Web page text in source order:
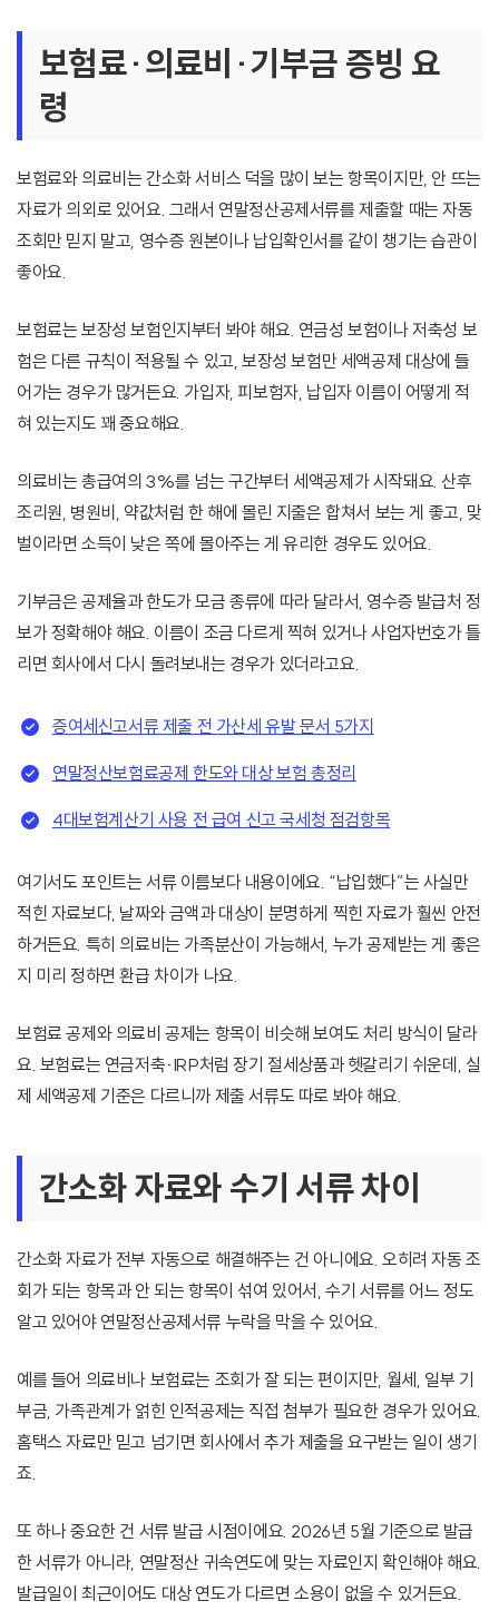
보험료·의료비·기부금 증빙 요
령
보험료와 의료비는 간소화 서비스 덕을 많이 보는 항목이지만, 안 뜨는
자료가 의외로 있어요. 그래서 연말정산공제서류를 제출할 때는 자동
조회만 믿지 말고, 영수증 원본이나 납입확인서를 같이 챙기는 습관이
좋아요.
보험료는 보장성 보험인지부터 봐야 해요. 연금성 보험이나 저축성 보
험은 다른 규칙이 적용될 수 있고, 보장성 보험만 세액공제 대상에 들
어가는 경우가 많거든요. 가입자, 피보험자, 납입자 이름이 어떻게 적
혀 있는지도 꽤 중요해요.
의료비는 총급여의 3%를 넘는 구간부터 세액공제가 시작돼요. 산후
조리원, 병원비, 약값처럼 한 해에 몰린 지출은 합쳐서 보는 게 좋고, 맞
벌이라면 소득이 낮은 쪽에 몰아주는 게 유리한 경우도 있어요.
기부금은 공제율과 한도가 모금 종류에 따라 달라서, 영수증 발급처 정
보가 정확해야 해요. 이름이 조금 다르게 찍혀 있거나 사업자번호가 틀
리면 회사에서 다시 돌려보내는 경우가 있더라고요.
증여세신고서류 제출 전 가산세 유발 문서 5가지
연말정산보험료공제 한도와 대상 보험 총정리
4대보험계산기 사용 전 급여 신고 국세청 점검항목
여기서도 포인트는 서류 이름보다 내용이에요. “납입했다”는 사실만
적힌 자료보다, 날짜와 금액과 대상이 분명하게 찍힌 자료가 훨씬 안전
하거든요. 특히 의료비는 가족분산이 가능해서, 누가 공제받는 게 좋은
지 미리 정하면 환급 차이가 나요.
보험료 공제와 의료비 공제는 항목이 비슷해 보여도 처리 방식이 달라
요. 보험료는 연금저축·IRP처럼 장기 절세상품과 헷갈리기 쉬운데, 실
제 세액공제 기준은 다르니까 제출 서류도 따로 봐야 해요.
간소화 자료와 수기 서류 차이
간소화 자료가 전부 자동으로 해결해주는 건 아니에요. 오히려 자동 조
회가 되는 항목과 안 되는 항목이 섞여 있어서, 수기 서류를 어느 정도
알고 있어야 연말정산공제서류 누락을 막을 수 있어요.
예를 들어 의료비나 보험료는 조회가 잘 되는 편이지만, 월세, 일부 기
부금, 가족관계가 얽힌 인적공제는 직접 첨부가 필요한 경우가 있어요.
홈택스 자료만 믿고 넘기면 회사에서 추가 제출을 요구받는 일이 생기
죠.
또 하나 중요한 건 서류 발급 시점이에요. 2026년 5월 기준으로 발급
한 서류가 아니라, 연말정산 귀속연도에 맞는 자료인지 확인해야 해요.
발급일이 최근이어도 대상 연도가 다르면 소용이 없을 수 있거든요.